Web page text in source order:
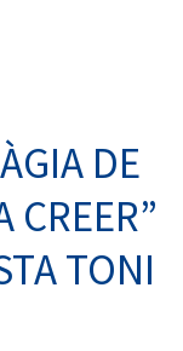
DE
CREER”
TONI